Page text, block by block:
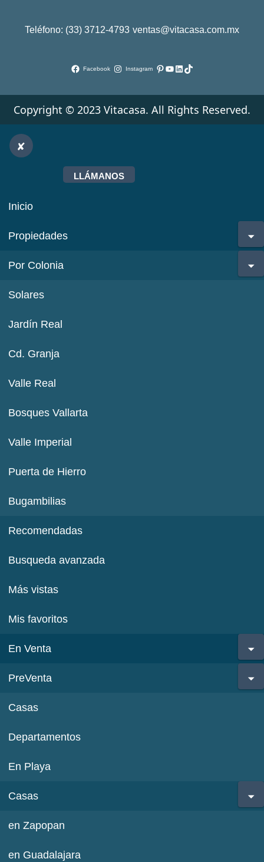
Teléfono: (33) 3712-4793 ventas@vitacasa.com.mx
Facebook Instagram Pinterest
YouTube
LinkedIn
TikTok
Copyright © 2023 Vitacasa. All Rights Reserved.
LLÁMANOS
Inicio
Propiedades
Por Colonia
Solares
Jardín Real
Cd. Granja
Valle Real
Bosques Vallarta
Valle Imperial
Puerta de Hierro
Bugambilias
Recomendadas
Busqueda avanzada
Más vistas
Mis favoritos
En Venta
PreVenta
Casas
Departamentos
En Playa
Casas
en Zapopan
en Guadalajara